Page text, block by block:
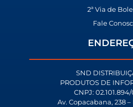
2ª Via de
Fale
SND
PRODUTOS DE
CNPJ: 02.101.894/
Av. Copacabana, 238